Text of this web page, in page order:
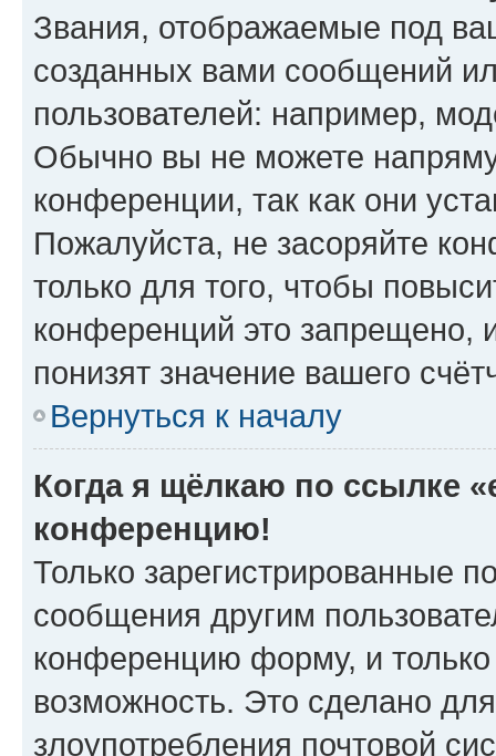
Звания, отображаемые под
созданных вами сообщений
пользователей: например,
Обычно вы не можете
конференции, так как они
Пожалуйста, не засоряйте
только для того, чтобы
конференций это запрещено,
понизят значение вашего
Вернуться к началу
Когда я щёлкаю по ссылке
конференцию!
Только зарегистрированные
сообщения другим
конференцию форму, и
возможность. Это сделано
злоупотребления почтовой